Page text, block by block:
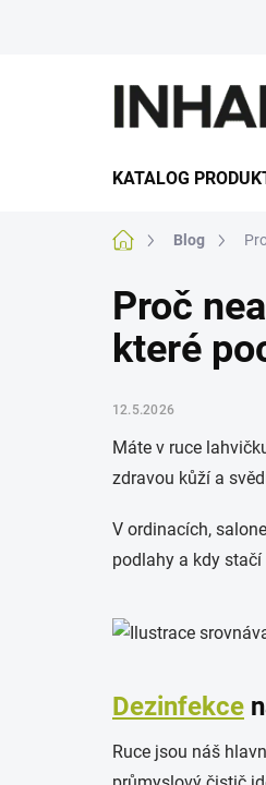
KATALOG
Domů Blog
Proč
které
12.5.2026
Máte v ruce
zdravou kůží a
V ordinacích,
podlahy a kdy
Dezinfekce
Ruce jsou náš